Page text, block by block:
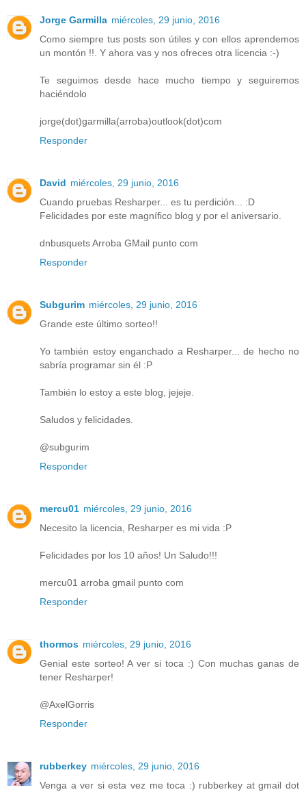
Jorge Garmilla miércoles, 29 junio, 2016
Como siempre tus posts son útiles y con ellos aprendemos
un montón !!. Y ahora vas y nos ofreces otra licencia :-)
Te seguimos desde hace mucho tiempo y seguiremos
haciéndolo
jorge(dot)garmilla(arroba)outlook(dot)com
Responder
David miércoles, 29 junio, 2016
Cuando pruebas Resharper... es tu perdición... :D
Felicidades por este magnífico blog y por el aniversario.
dnbusquets Arroba GMail punto com
Responder
Subgurim miércoles, 29 junio, 2016
Grande este último sorteo!!
Yo también estoy enganchado a Resharper... de hecho no
sabría programar sin él :P
También lo estoy a este blog, jejeje.
Saludos y felicidades.
@subgurim
Responder
mercu01 miércoles, 29 junio, 2016
Necesito la licencia, Resharper es mi vida :P
Felicidades por los 10 años! Un Saludo!!!
mercu01 arroba gmail punto com
Responder
thormos miércoles, 29 junio, 2016
Genial este sorteo! A ver si toca :) Con muchas ganas de
tener Resharper!
@AxelGorris
Responder
rubberkey miércoles, 29 junio, 2016
Venga a ver si esta vez me toca :) rubberkey at gmail dot